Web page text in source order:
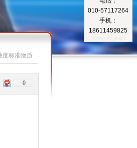
度标准物质
0
010-57117264
手机：
18611459825